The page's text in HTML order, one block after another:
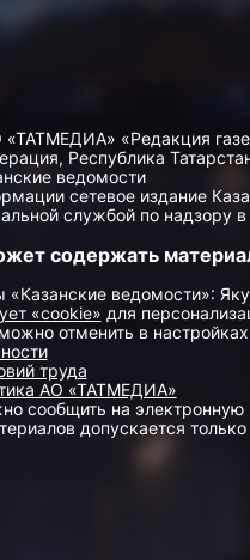
«Редакция
Республика
ведомости
сетевое издание
службой по
содержать
«Казанские ведомости»:
«cookie» для
отменить в
труда
АО «ТАТМЕДИА»
сообщить на электронную
допускается